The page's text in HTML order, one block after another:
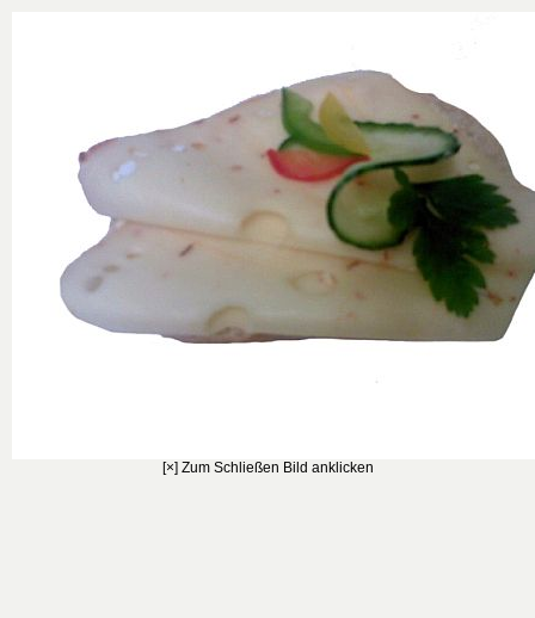
[×] Zum Schließen Bild anklicken